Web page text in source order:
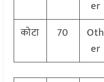
er
कोटा 70
Oth
er